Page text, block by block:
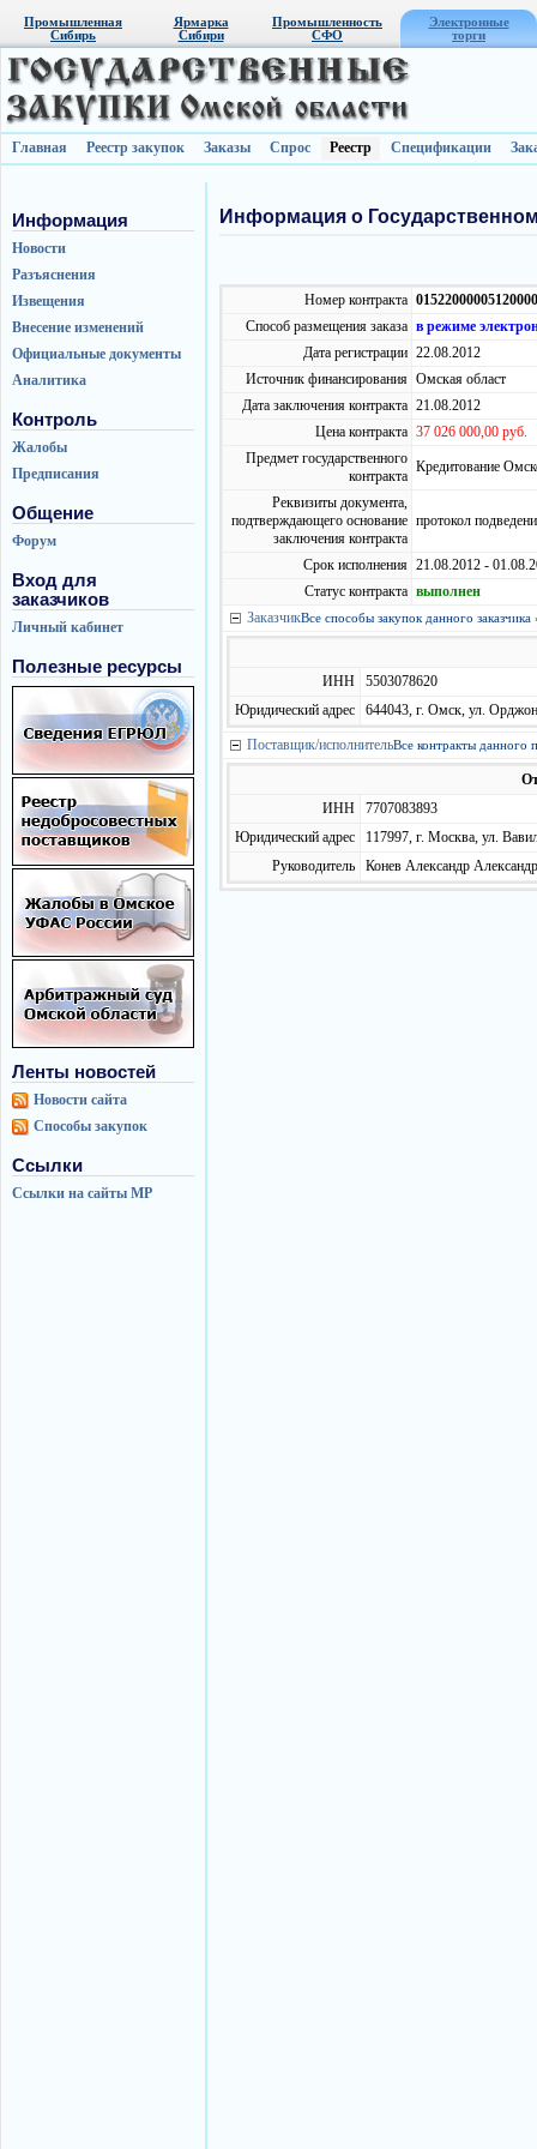
Промышленная
Сибирь
Ярмарка
Сибири
Промышленность
СФО
Электронные
торги
Главная Реестр закупок Заказы Спрос Реестр Спецификации
Информация
Новости
Разъяснения
Извещения
Внесение изменений
Официальные документы
Аналитика
Контроль
Жалобы
Предписания
Общение
Форум
Вход для
заказчиков
Личный кабинет
Полезные ресурсы
Ленты новостей
Новости сайта
Способы закупок
Ссылки
Ссылки на сайты МР
Информация о
Номер контракта
Способ размещения заказа в режиме
Дата регистрации 22.08.2012
Источник финансирования Омская област
Дата заключения контракта 21.08.2012
Цена контракта 37 026 000,00 руб.
Предмет государственного
контракта
Кредитование
Реквизиты документа,
подтверждающего основание
заключения контракта
протокол
Срок исполнения 21.08.2012 -
Статус контракта выполнен
ЗаказчикВсе способы закупок данного заказчика
ИНН
5503078620
Юридический адрес
644043, г. Омск, ул.
Поставщик/исполнительВсе контракты данного
ИНН
7707083893
Юридический адрес
117997, г. Москва, ул.
Руководитель
Конев Александр